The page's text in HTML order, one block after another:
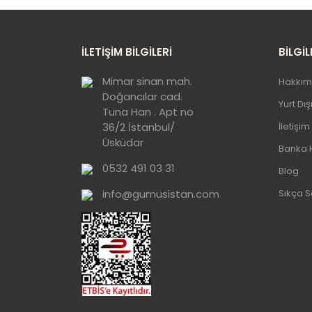
İLETİŞİM BİLGİLERİ
Mimar sinan mah.
Doğancılar cad.
Tuna Han . Apt no
36/2 İstanbul/
Üsküdar
0532 491 03 31
info@gumusistan.com
Yurt
İletişim
Banka
Blog
Sıkça